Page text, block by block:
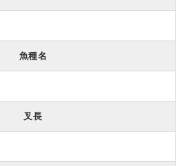
魚種名
叉長